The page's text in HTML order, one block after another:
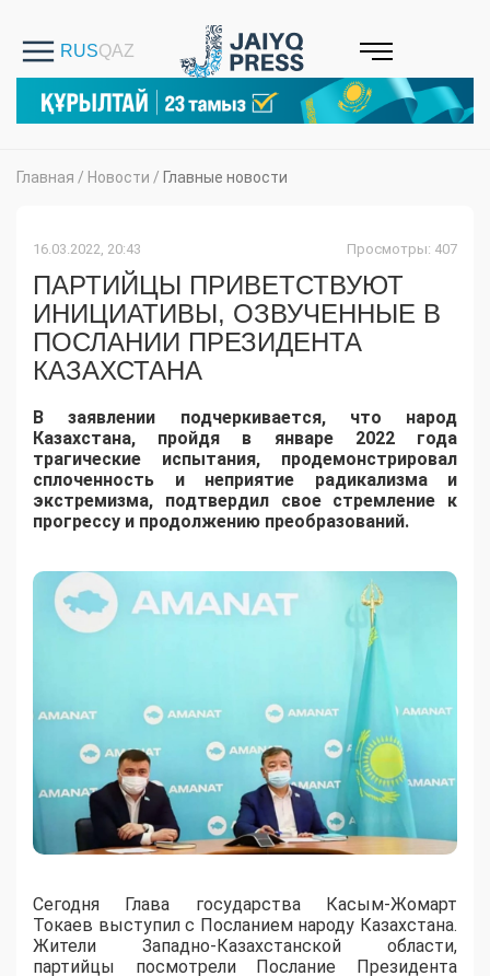
Главная / Новости / Главные новости
16.03.2022, 20:43 Просмотры: 407
ПАРТИЙЦЫ ПРИВЕТСТВУЮТ
ИНИЦИАТИВЫ, ОЗВУЧЕННЫЕ В
ПОСЛАНИИ ПРЕЗИДЕНТА
КАЗАХСТАНА
В заявлении подчеркивается, что народ
Казахстана, пройдя в январе 2022 года
трагические испытания, продемонстрировал
сплоченность и неприятие радикализма и
экстремизма, подтвердил свое стремление к
прогрессу и продолжению преобразований.
Сегодня Глава государства Касым-Жомарт
Токаев выступил с Посланием народу Казахстана.
Жители Западно-Казахстанской области,
партийцы посмотрели Послание Президента